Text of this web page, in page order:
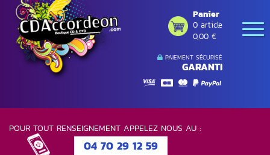
PAIEMENT SÉCURISÉ
GARANTI
Panier
0 article
0,00 €
POUR TOUT RENSEIGNEMENT APPELEZ NOUS AU :
04 70 29 12 59